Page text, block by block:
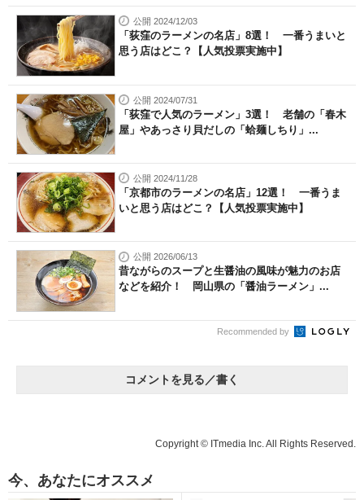
公開 2024/12/03
「荻窪のラーメンの名店」8選！ 一番うまいと
思う店はどこ？【人気投票実施中】
公開 2024/07/31
「荻窪で人気のラーメン」3選！ 老舗の「春木
屋」やあっさり貝だしの「蛤麺しちり」...
公開 2024/11/28
「京都市のラーメンの名店」12選！ 一番うま
いと思う店はどこ？【人気投票実施中】
公開 2026/06/13
昔ながらのスープと生醤油の風味が魅力のお店
などを紹介！ 岡山県の「醤油ラーメン」...
Recommended by
コメントを見る／書く
Copyright © ITmedia Inc. All Rights Reserved.
今、あなたにオススメ